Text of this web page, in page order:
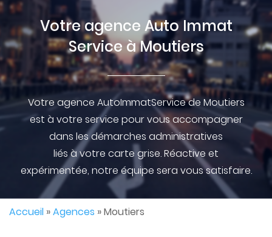
Votre agence Auto Immat
Service à Moutiers
Votre agence AutoImmatService de Moutiers
est à votre service pour vous accompagner
dans les démarches administratives
liés à votre carte grise. Réactive et
expérimentée, notre équipe sera vous satisfaire.
Accueil »Agences »Moutiers